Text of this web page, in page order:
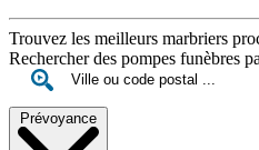
Trouvez les meilleurs marbriers
Rechercher des pompes funèbres
Prévoyance